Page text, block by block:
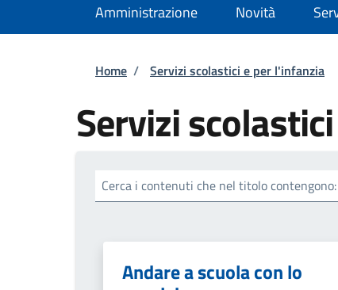
Amministrazione Novità
Briciole di pane
Home / Servizi scolastici e per l'infanzia
Servizi
Cerca i contenuti che nel titolo contengono:
Andare a scuola con lo